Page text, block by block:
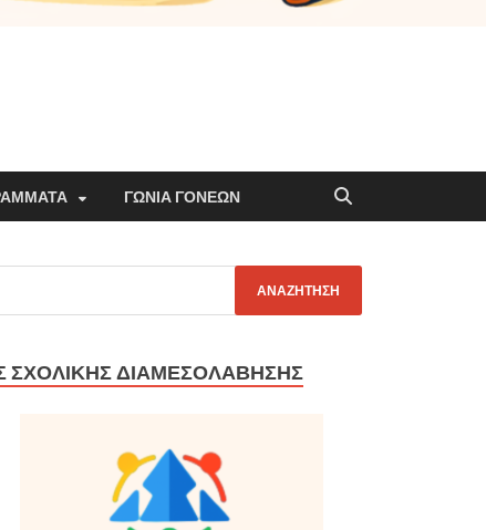
ΓΩΝΙΆ ΓΟΝΈΩΝ
ΣΧΟΛΙΚΉΣ ΔΙΑΜΕΣΟΛΆΒΗΣΗΣ